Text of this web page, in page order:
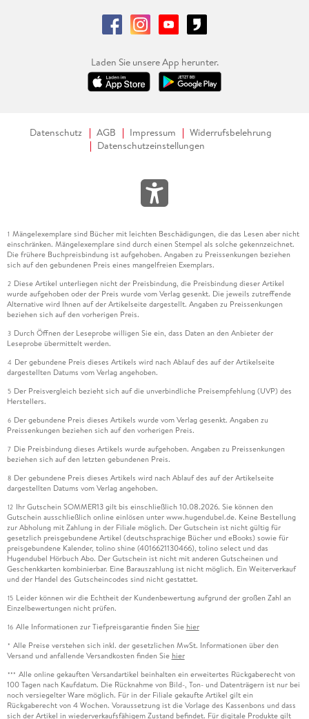
Laden Sie unsere App herunter.
Datenschutz AGB Impressum
Widerrufsbelehrung
Datenschutzeinstellungen
1 Mängelexemplare sind Bücher mit leichten Beschädigungen, die das Lesen aber nicht
einschränken. Mängelexemplare sind durch einen Stempel als solche gekennzeichnet.
Die frühere Buchpreisbindung ist aufgehoben. Angaben zu Preissenkungen beziehen
sich auf den gebundenen Preis eines mangelfreien Exemplars.
2 Diese Artikel unterliegen nicht der Preisbindung, die Preisbindung dieser Artikel
wurde aufgehoben oder der Preis wurde vom Verlag gesenkt. Die jeweils zutreffende
Alternative wird Ihnen auf der Artikelseite dargestellt. Angaben zu Preissenkungen
beziehen sich auf den vorherigen Preis.
3 Durch Öffnen der Leseprobe willigen Sie ein, dass Daten an den Anbieter der
Leseprobe übermittelt werden.
4 Der gebundene Preis dieses Artikels wird nach Ablauf des auf der Artikelseite
dargestellten Datums vom Verlag angehoben.
5 Der Preisvergleich bezieht sich auf die unverbindliche Preisempfehlung (UVP) des
Herstellers.
6 Der gebundene Preis dieses Artikels wurde vom Verlag gesenkt. Angaben zu
Preissenkungen beziehen sich auf den vorherigen Preis.
7 Die Preisbindung dieses Artikels wurde aufgehoben. Angaben zu Preissenkungen
beziehen sich auf den letzten gebundenen Preis.
8 Der gebundene Preis dieses Artikels wird nach Ablauf des auf der Artikelseite
dargestellten Datums vom Verlag angehoben.
12 Ihr Gutschein SOMMER13 gilt bis einschließlich 10.08.2026. Sie können den
Gutschein ausschließlich online einlösen unter www.hugendubel.de. Keine Bestellung
zur Abholung mit Zahlung in der Filiale möglich. Der Gutschein ist nicht gültig für
gesetzlich preisgebundene Artikel (deutschsprachige Bücher und eBooks) sowie für
preisgebundene Kalender, tolino shine (4016621130466), tolino select und das
Hugendubel Hörbuch Abo. Der Gutschein ist nicht mit anderen Gutscheinen und
Geschenkkarten kombinierbar. Eine Barauszahlung ist nicht möglich. Ein Weiterverkauf
und der Handel des Gutscheincodes sind nicht gestattet.
15 Leider können wir die Echtheit der Kundenbewertung aufgrund der großen Zahl an
Einzelbewertungen nicht prüfen.
16 Alle Informationen zur Tiefpreisgarantie finden Sie hier
* Alle Preise verstehen sich inkl. der gesetzlichen MwSt. Informationen über den
Versand und anfallende Versandkosten finden Sie hier
*** Alle online gekauften Versandartikel beinhalten ein erweitertes Rückgaberecht von
100 Tagen nach Kaufdatum. Die Rücknahme von Bild-, Ton- und Datenträgern ist nur bei
noch versiegelter Ware möglich. Für in der Filiale gekaufte Artikel gilt ein
Rückgaberecht von 4 Wochen. Voraussetzung ist die Vorlage des Kassenbons und dass
sich der Artikel in wiederverkaufsfähigem Zustand befindet. Für digitale Produkte gilt